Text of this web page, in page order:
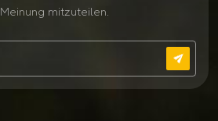
mitzuteilen.